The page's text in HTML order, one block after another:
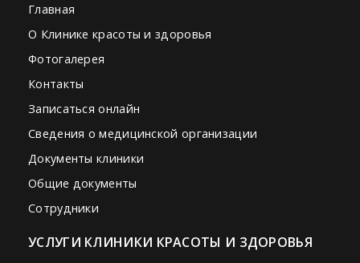
Главная
О Клинике красоты и здоровья
Фотогалерея
Контакты
Записаться онлайн
Сведения о медицинской организации
Документы клиники
Общие документы
Сотрудники
УСЛУГИ КЛИНИКИ КРАСОТЫ И ЗДОРОВЬЯ